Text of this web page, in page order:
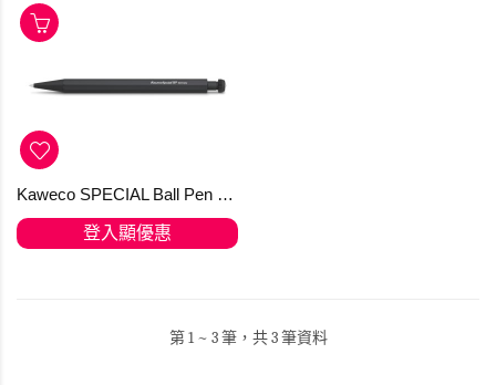
Kaweco SPECIAL Ball Pen Black
登入顯優惠
第 1 ~ 3 筆，共 3 筆資料